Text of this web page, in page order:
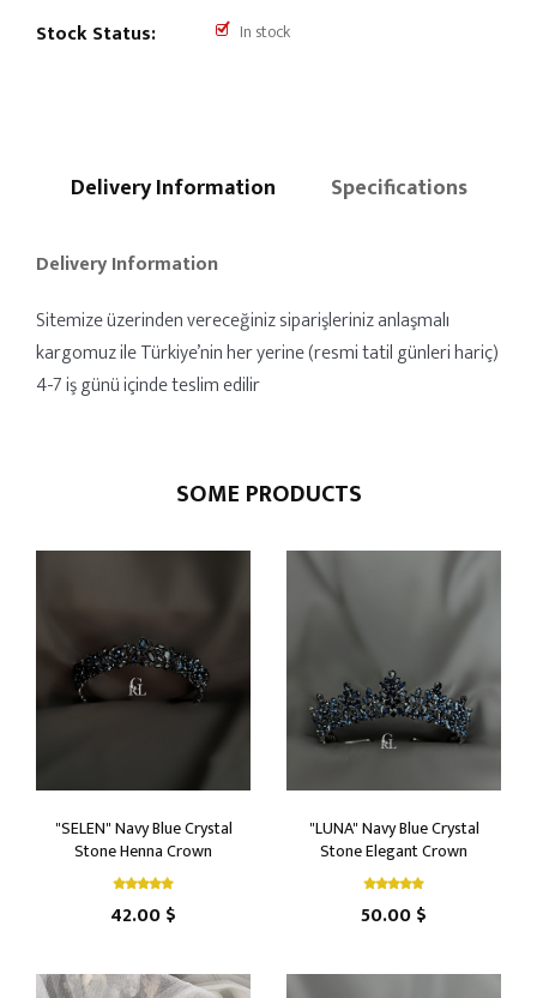
Stock Status: In stock
Delivery Information Specifications
Delivery Information
Sitemize üzerinden vereceğiniz siparişleriniz anlaşmalı
kargomuz ile Türkiye’nin her yerine (resmi tatil günleri hariç)
4-7 iş günü içinde teslim edilir
SOME PRODUCTS
"SELEN" Navy Blue Crystal
Stone Henna Crown
42.00 $
"LUNA" Navy Blue Crystal
Stone Elegant Crown
50.00 $